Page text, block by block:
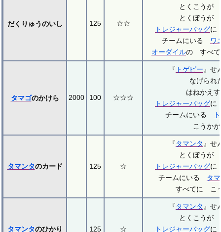
だくりゅうのいし 125 ☆☆
とくこうが
とくぼうが
トレジャーバッグに
チームにいる ワ
オーダイルの すべて
タマゴのかけら 2000 100 ☆☆☆
『 トゲピー』
なげられ
はねかえ
トレジャーバッグに
チームにいる
こうか
タマンタのカード 125 ☆
『タマンタ』
とくぼうが
トレジャーバッグに
チームにいる
タ
すべてに こ
タマンタのひかり 125 ☆
『タマンタ』
とくこうが
トレジャーバッグに